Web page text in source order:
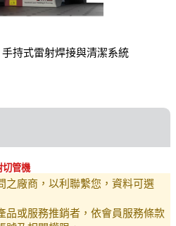
持式雷射焊接與清潔系統
切管機
之廠商，以利聯繫您，資料可選
品或服務推銷者，依會員服務條款